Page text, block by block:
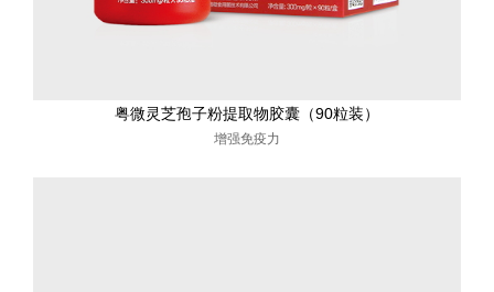
粤微灵芝孢子粉提取物胶囊（90粒装）
增强免疫力